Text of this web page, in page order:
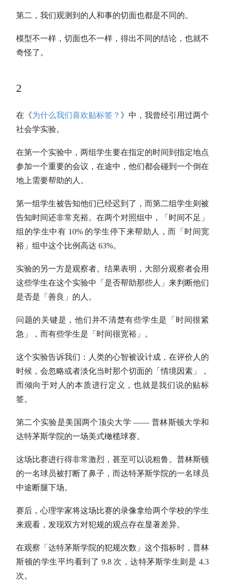
第二，我们观测到的人和事的切面也都是不同的。
模型不一样，切面也不一样，得出不同的结论，也就不
奇怪了。
2
在《为什么我们喜欢贴标签？ 》中，我曾经引用过两个
社会学实验。
在第一个实验中，两组学生要在指定的时间到指定地点
参加一个重要的会议，在途中，他们都会碰到一个倒在
地上需要帮助的人。
第一组学生被告知他们已经迟到了，而第二组学生则被
告知时间还非常充裕。在两个对照组中，「时间不足」
组的学生中有 10% 的学生停下来帮助人，而「时间宽
裕」组中这个比例高达 63%。
实验的另一方是观察者。结果表明，大部分观察者会用
这些学生在这个实验中「是否帮助那些人」来判断他们
是否是「善良」的人。
问题的关键是，他们并不清楚有些学生是「时间很紧
急」，而有些学生是「时间很宽裕」。
这个实验告诉我们：人类的心智被设计成，在评价人的
时候，会忽略或者淡化当时那个切面的「情境因素」，
而倾向于对人的本质进行定义，也就是我们说的贴标
签。
第二个实验是美国两个顶尖大学 —— 普林斯顿大学和
达特茅斯学院的一场美式橄榄球赛。
这场比赛进行得非常激烈，甚至可以说粗鲁。普林斯顿
的一名球员被打断了鼻子，而达特茅斯学院的一名球员
中途断腿下场。
赛后，心理学家将这场比赛的录像拿给两个学校的学生
来观看，发现双方对犯规的观点存在显著差异。
在观察「达特茅斯学院的犯规次数」这个指标时，普林
斯顿的学生平均看到了 9.8 次，达特茅斯学生则是 4.3
次。